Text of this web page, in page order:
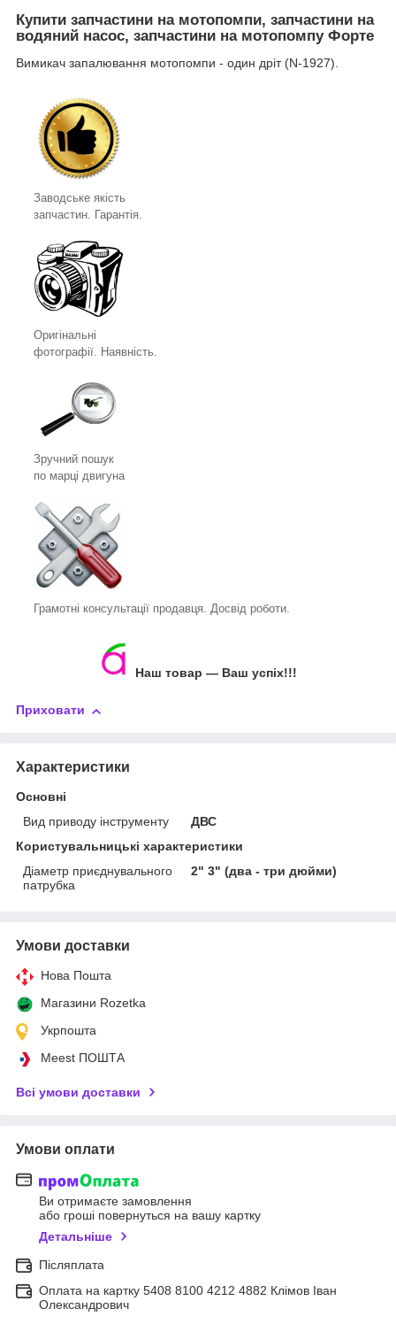
Купити запчастини на мотопомпи, запчастини на
водяний насос, запчастини на мотопомпу Форте
Вимикач запалювання мотопомпи - один дріт (N-1927).
Заводське якість
запчастин. Гарантія.
Оригінальні
фотографії. Наявність.
Зручний пошук
по марці двигуна
Грамотні консультації продавця. Досвід роботи.
Наш товар ― Ваш успіх!!!
Приховати
Характеристики
Основні
Вид приводу інструменту
ДВС
Користувальницькі характеристики
Діаметр приєднувального
патрубка
2" 3" (два - три дюйми)
Умови доставки
Нова Пошта
Магазини Rozetka
Укрпошта
Meest ПОШТА
Всі умови доставки
Умови оплати
Ви отримаєте замовлення
або гроші повернуться на вашу картку
Детальніше
Післяплата
Оплата на картку 5408 8100 4212 4882 Клімов Іван
Олександрович